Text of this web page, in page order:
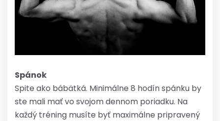
Spánok
Spite ako bábätká. Minimálne 8 hodín spánku by
ste mali mať vo svojom dennom poriadku. Na
každý tréning musíte byť maximálne pripravený